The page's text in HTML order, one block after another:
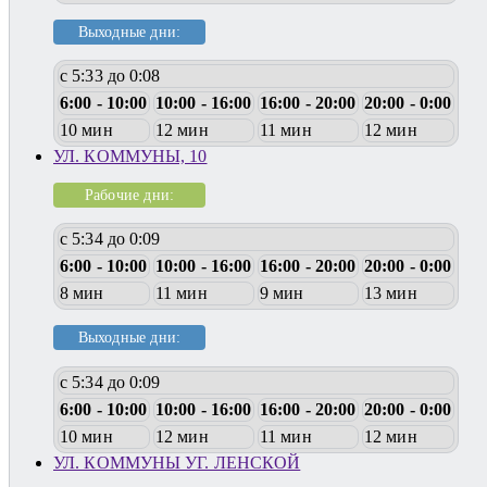
Выходные дни:
с 5:33 до 0:08
6:00 - 10:00 10:00 - 16:00 16:00 - 20:00 20:00 - 0:00
10 мин
12 мин 11 мин
12 мин
УЛ. КОММУНЫ, 10
Рабочие дни:
с 5:34 до 0:09
6:00 - 10:00 10:00 - 16:00 16:00 - 20:00 20:00 - 0:00
8 мин
11 мин 9 мин 13 мин
Выходные дни:
с 5:34 до 0:09
6:00 - 10:00 10:00 - 16:00 16:00 - 20:00 20:00 - 0:00
10 мин
12 мин 11 мин
12 мин
УЛ. КОММУНЫ УГ. ЛЕНСКОЙ